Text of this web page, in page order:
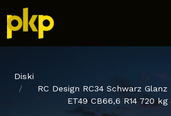
Diski
RC Design RC34 Schwarz Glanz
ET49 CB66,6 R14 720 kg